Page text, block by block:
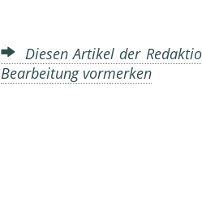
Diesen Artikel der
Bearbeitung vormerken